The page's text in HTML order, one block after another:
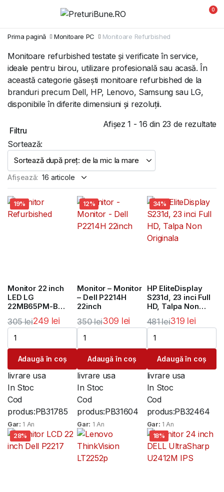
0
Prima pagină Monitoare PC Monitoare Refurbished
Monitoare refurbished testate și verificate în service,
ideale pentru birou, utilizare profesională sau acasă. În
această categorie găsești monitoare refurbished de la
branduri precum Dell, HP, Lenovo, Samsung sau LG,
disponibile în diferite dimensiuni și rezoluții.
Filtru
Afișez 1 - 16 din 23 de rezultate
Sortează:
Afișează:
19%
Monitor 22 inch
LED LG
22MB65PM-B
Widescreen 1680
x 1050p
305lei
Prețul
inițial
fost:
305 lei.
249 lei
Prețul
curent
este:
249 lei.
Adaugă în coș
livrare usa
In Stoc
Cod
produs:PB31785
Gar: 1 An
12%
Monitor – Monitor
– Dell P2214H
22inch
350lei
Prețul
inițial
fost:
350 lei.
309 lei
Prețul
curent
este:
309 lei.
Adaugă în coș
livrare usa
In Stoc
Cod
produs:PB31604
Gar: 1 An
34%
HP EliteDisplay
S231d, 23 inci Full
HD, Talpa Non
Originala
481lei
Prețul
inițial
fost:
481 lei.
319 lei
Prețul
curent
este:
319 lei.
Adaugă în coș
livrare usa
In Stoc
Cod
produs:PB32464
Gar: 1 An
28%
18%